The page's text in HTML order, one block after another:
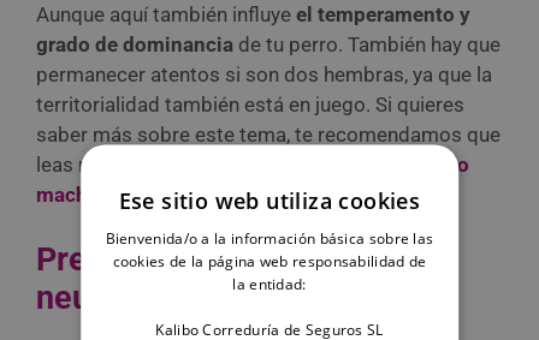
Aunque aquí también influye el temperamento y
grado de dominancia de tu perro. También hay que
permanecer atentos si son dos hembras, ya que la
territorialidad también está en juego. Si quieres
saber más sobre este tema, te recomendamos que
leas nuestro post sobre
diferencias entre perro
macho y hembra para tener en un piso.
Presentaciones en terreno
neutral
Ese sitio web utiliza cookies
Bienvenida/o a la información básica sobre las
cookies de la página web responsabilidad de
la entidad:
Kalibo Correduría de Seguros SL